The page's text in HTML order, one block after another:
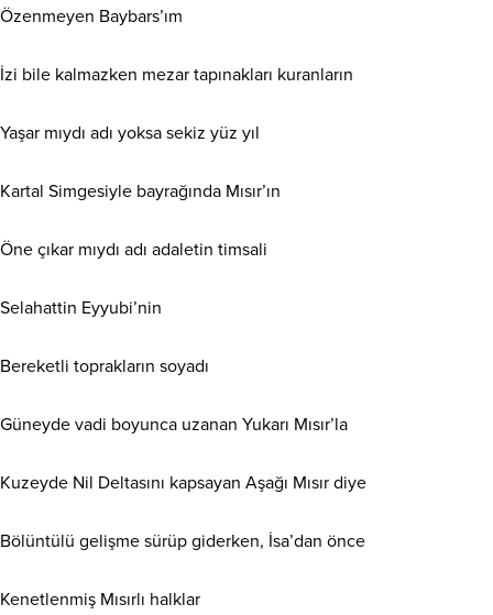
Özenmeyen Baybars’ım
İzi bile kalmazken mezar tapınakları kuranların
Yaşar mıydı adı yoksa sekiz yüz yıl
Kartal Simgesiyle bayrağında Mısır’ın
Öne çıkar mıydı adı adaletin timsali
Selahattin Eyyubi’nin
Bereketli toprakların soyadı
Güneyde vadi boyunca uzanan Yukarı Mısır’la
Kuzeyde Nil Deltasını kapsayan Aşağı Mısır diye
Bölüntülü gelişme sürüp giderken, İsa’dan önce
Kenetlenmiş Mısırlı halklar